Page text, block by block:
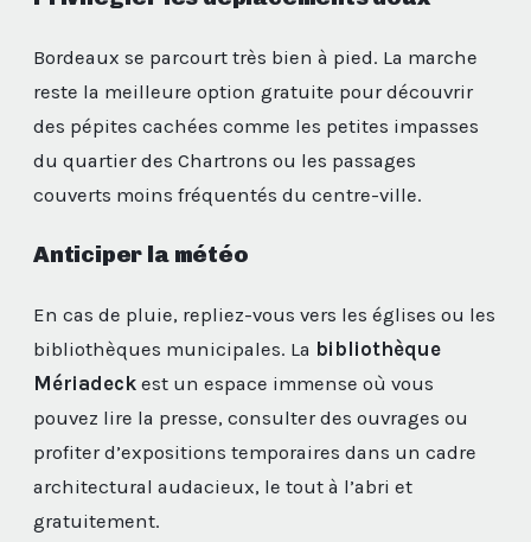
Bordeaux se parcourt très bien à pied. La marche
reste la meilleure option gratuite pour découvrir
des pépites cachées comme les petites impasses
du quartier des Chartrons ou les passages
couverts moins fréquentés du centre-ville.
Anticiper la météo
En cas de pluie, repliez-vous vers les églises ou les
bibliothèques municipales. La bibliothèque
Mériadeck est un espace immense où vous
pouvez lire la presse, consulter des ouvrages ou
profiter d’expositions temporaires dans un cadre
architectural audacieux, le tout à l’abri et
gratuitement.